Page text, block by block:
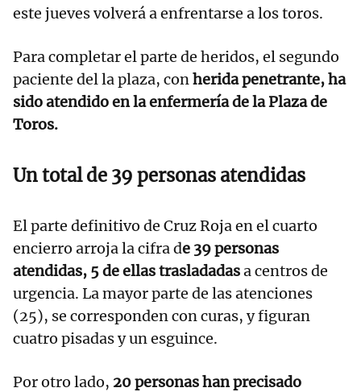
este jueves volverá a enfrentarse a los toros.
Para completar el parte de heridos, el segundo
paciente del la plaza, conherida penetrante, ha
sido atendido en la enfermería de la Plaza de
Toros.
Un total de 39 personas atendidas
El parte definitivo de Cruz Roja en el cuarto
encierro arroja la cifra de 39 personas
atendidas, 5 de ellas trasladadasa centros de
urgencia. La mayor parte de las atenciones
(25), se corresponden con curas, y figuran
cuatro pisadas y un esguince.
Por otro lado, 20 personas han precisado